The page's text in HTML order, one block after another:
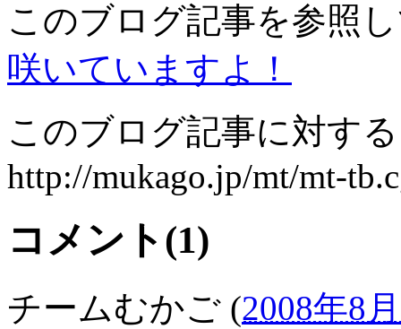
このブログ記事を参照
咲いていますよ！
このブログ記事に対す
http://mukago.jp/mt/mt-
コメント(1)
チームむかご (2008年8